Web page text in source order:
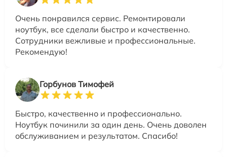
Очень понравился сервис. Ремонтировали
ноутбук, все сделали быстро и качественно.
Сотрудники вежливые и профессиональные.
Рекомендую!
Горбунов Тимофей
Быстро, качественно и профессионально.
Ноутбук починили за один день. Очень доволен
обслуживанием и результатом. Спасибо!